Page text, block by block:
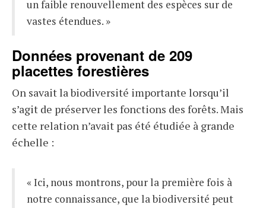
un faible renouvellement des espèces sur de
vastes étendues. »
Données provenant de 209
placettes forestières
On savait la biodiversité importante lorsqu’il
s’agit de préserver les fonctions des forêts. Mais
cette relation n’avait pas été étudiée à grande
échelle :
« Ici, nous montrons, pour la première fois à
notre connaissance, que la biodiversité peut